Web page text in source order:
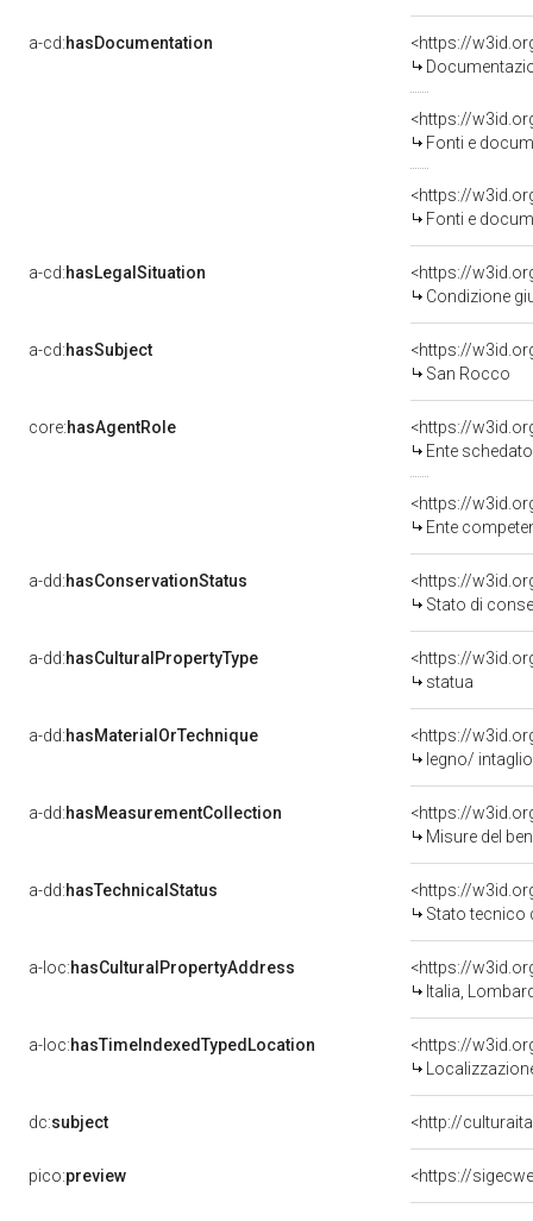
a-cd:hasDocumentation
<https://
Fonti e
<https://
Fonti e
a-cd:hasLegalSituation
Condizione
a-cd:hasSubject
<https://
San Rocco
core:hasAgentRole
<https://
Ente schedatore del bene
<https://
Ente competente per
a-dd:hasConservationStatus
<https://
Stato di
a-dd:hasCulturalPropertyType
<https://
statua
a-dd:hasMaterialOrTechnique
<https://
legno/
a-dd:hasMeasurementCollection
<https://
Misure del
a-dd:hasTechnicalStatus
<https://
Stato tecnico
a-loc:hasCulturalPropertyAddress
<https://
Italia,
a-loc:hasTimeIndexedTypedLocation
<https://
dc:subject <http://
pico:preview <https://